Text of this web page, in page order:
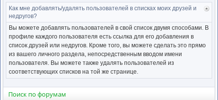
Как мне добавлять/удалять пользователей в списках моих друзей и
недругов?
Вы можете добавлять пользователей в свой список двумя способами. В
профиле каждого пользователя есть ссылка для его добавления в
список друзей или недругов. Кроме того, вы можете сделать это прямо
из вашего личного раздела, непосредственным вводом имени
пользователя. Вы можете также удалять пользователей из
соответствующих списков на той же странице.
Поиск по форумам